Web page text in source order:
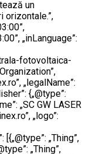
un
orizontale.”,
„inLanguage”:
fotovoltaica-
„legalName”:
{„@type”:
„SC GW LASER
„logo”:
„Thing”,
„Thing”,